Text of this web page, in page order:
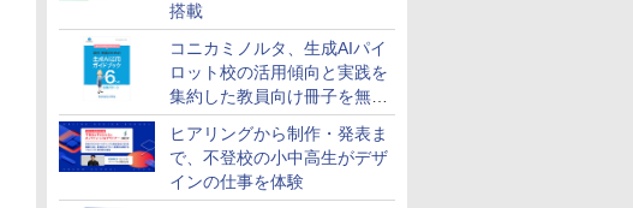
搭載
コニカミノルタ、生成AIパイ
ロット校の活用傾向と実践を
集約した教員向け冊子を無料
公開
ヒアリングから制作・発表ま
で、不登校の小中高生がデザ
インの仕事を体験